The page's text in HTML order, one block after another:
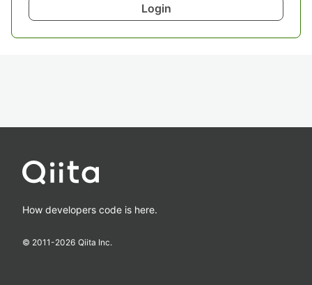
Login
How developers code is here.
© 2011-2026 Qiita Inc.